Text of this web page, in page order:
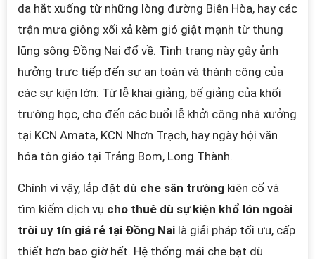
da hắt xuống từ những lòng đường Biên Hòa, hay các
trận mưa giông xối xả kèm gió giật mạnh từ thung
lũng sông Đồng Nai đổ về. Tình trạng này gây ảnh
hưởng trực tiếp đến sự an toàn và thành công của
các sự kiện lớn: Từ lễ khai giảng, bế giảng của khối
trường học, cho đến các buổi lễ khởi công nhà xưởng
tại KCN Amata, KCN Nhơn Trạch, hay ngày hội văn
hóa tôn giáo tại Trảng Bom, Long Thành.
Chính vì vậy, lắp đặt dù che sân trường kiên cố và
tìm kiếm dịch vụ cho thuê dù sự kiện khổ lớn ngoài
trời uy tín giá rẻ tại Đồng Nai là giải pháp tối ưu, cấp
thiết hơn bao giờ hết. Hệ thống mái che bạt dù